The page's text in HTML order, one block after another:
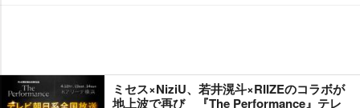
ミセス×NiziU、若井滉斗×RIIZEのコラボが
地上波で再び 『The Performance』テレ